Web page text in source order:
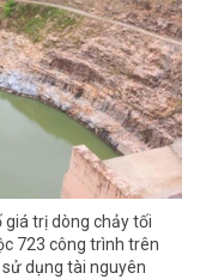
giá trị dòng chảy tối
723 công trình trên
dụng tài nguyên